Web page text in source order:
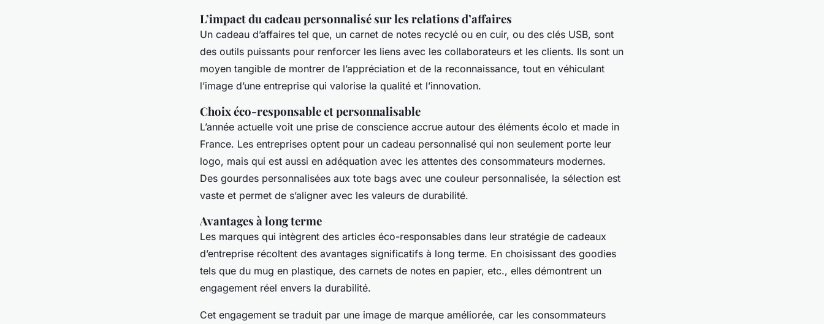
L’impact du cadeau personnalisé sur les relations d’affaires
Un cadeau d’affaires tel que, un carnet de notes recyclé ou en cuir, ou des clés USB, sont
des outils puissants pour renforcer les liens avec les collaborateurs et les clients. Ils sont un
moyen tangible de montrer de l’appréciation et de la reconnaissance, tout en véhiculant
l’image d’une entreprise qui valorise la qualité et l’innovation.
Choix éco-responsable et personnalisable
L’année actuelle voit une prise de conscience accrue autour des éléments écolo et made in
France. Les entreprises optent pour un cadeau personnalisé qui non seulement porte leur
logo, mais qui est aussi en adéquation avec les attentes des consommateurs modernes.
Des gourdes personnalisées aux tote bags avec une couleur personnalisée, la sélection est
vaste et permet de s’aligner avec les valeurs de durabilité.
Avantages à long terme
Les marques qui intègrent des articles éco-responsables dans leur stratégie de cadeaux
d’entreprise récoltent des avantages significatifs à long terme. En choisissant des goodies
tels que du mug en plastique, des carnets de notes en papier, etc., elles démontrent un
engagement réel envers la durabilité.
Cet engagement se traduit par une image de marque améliorée, car les consommateurs